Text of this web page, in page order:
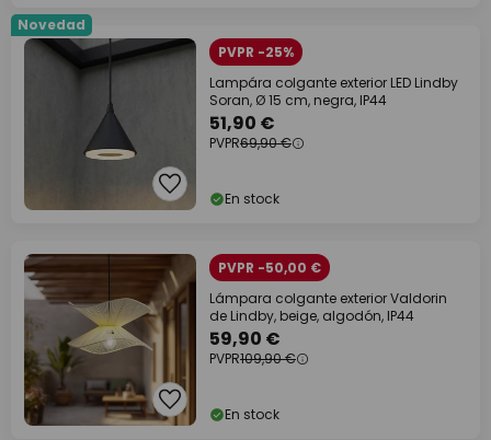
Novedad
PVPR -25%
Lampára colgante exterior LED Lindby
Soran, Ø 15 cm, negra, IP44
51,90 €
PVPR69,90 €
En stock
PVPR -50,00 €
Lámpara colgante exterior Valdorin
de Lindby, beige, algodón, IP44
59,90 €
PVPR109,90 €
En stock